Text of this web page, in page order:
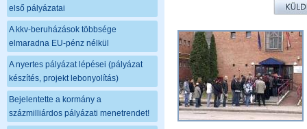
első pályázatai
A kkv-beruházások többsége
elmaradna EU-pénz nélkül
A nyertes pályázat lépései (pályázat
készítés, projekt lebonyolítás)
Bejelentette a kormány a
százmilliárdos pályázati menetrendet!